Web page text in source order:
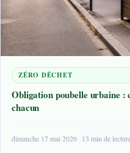
ZÉRO DÉCHET
Obligation poubelle urbaine :
chacun
dimanche 17 mai 2026 13 min de